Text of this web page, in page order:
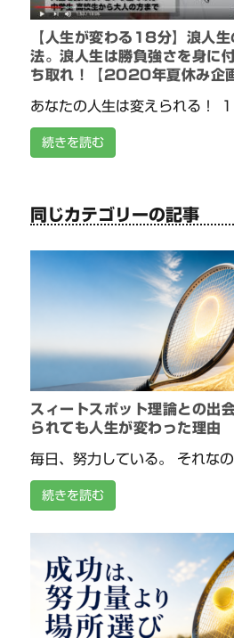
【人生が変わる18分】浪人
法。浪人生は勝負強さを身に
ち取れ！【2020年夏休み企
あなたの人生は変えられる！ １
続きを読む
同じカテゴリーの記事
スィートスポット理論との出
られても人生が変わった理由
毎日、努力している。 それなの
続きを読む